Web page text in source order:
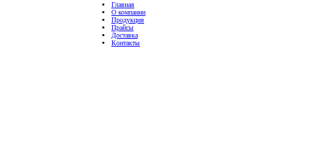
Главная
О компании
Продукция
Прайсы
Доставка
Контакты